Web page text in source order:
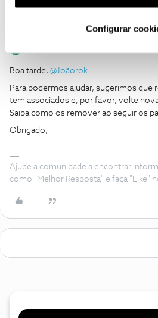
utilização dos cookies clicando
Configurar
Boa tarde, @Joãorok.
Para podermos ajudar, sugerimos que
tem associados e, por favor, volte
Saiba como os remover ao seguir os
Obrigado,
Ajude a comunidade a encontrar
como "Melhor Resposta" e faça "Like"